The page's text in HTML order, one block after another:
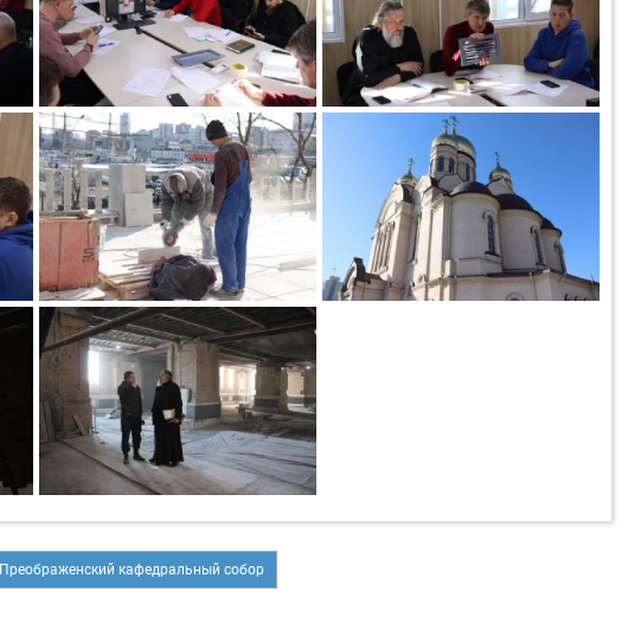
Преображенский кафедральный собор